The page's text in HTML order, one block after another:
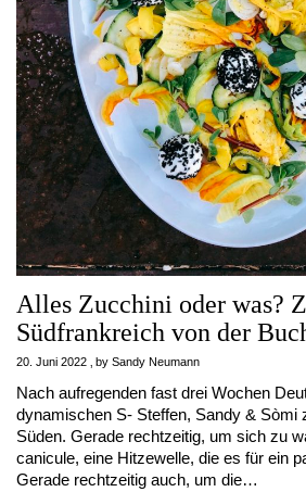
Alles Zucchini oder was?
Südfrankreich von der
20. Juni 2022 by Sandy Neumann
Nach aufregenden fast drei Wochen
dynamischen S- Steffen, Sandy & Sòmi
Süden. Gerade rechtzeitig, um sich zu
canicule, eine Hitzewelle, die es für ein
Gerade rechtzeitig auch, um die…